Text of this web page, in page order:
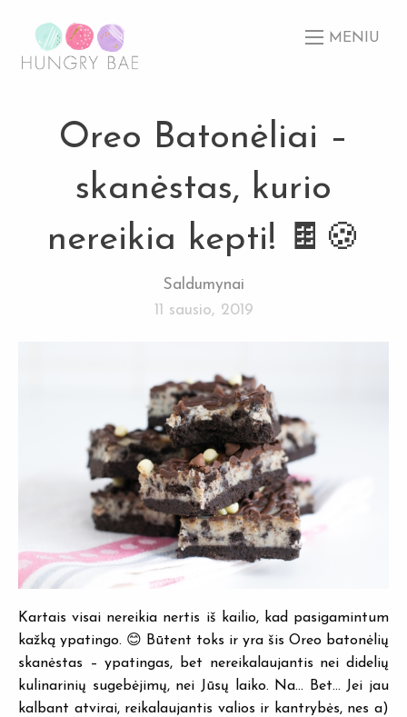
MENIU
Oreo Batonėliai –
skanėstas, kurio
nereikia kepti! 🍫🍪
Saldumynai
11 sausio, 2019
Kartais visai nereikia nertis iš kailio, kad pasigamintum
kažką ypatingo. 😊 Būtent toks ir yra šis Oreo batonėlių
skanėstas – ypatingas, bet nereikalaujantis nei didelių
kulinarinių sugebėjimų, nei Jūsų laiko. Na… Bet… Jei jau
kalbant atvirai, reikalaujantis valios ir kantrybės, nes a)